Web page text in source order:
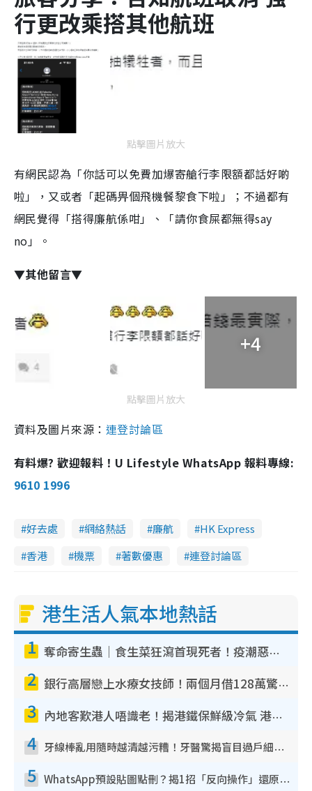
行更改乘搭其他航班
點擊圖片放大
有網民認為「你話可以免費加爆寄艙行李限額都話好啲
啦」，又或者「起碼畀個飛機餐黎食下啦」；不過都有
網民覺得「搭得廉航係咁」、「請你食屎都無得say
no」。
▼其他留言▼
+4
點擊圖片放大
資料及圖片來源： 連登討論區
有料爆? 歡迎報料！U Lifestyle WhatsApp 報料專線:
9610 1996
好去處 網絡熱話 廉航
HK Express
香港
機票 著數優惠 連登討論區
港生活人氣本地熱話
1 奪命寄生蟲｜食生菜狂瀉首現死者！疫潮惡化錄1.8萬宗病例 揭洗菜3大謬誤
2 銀行高層戀上水療女技師！兩個月借128萬驚覺「沉船」沉落火海 揭背後疑似邪教操控賣淫
3 內地客歎港人唔識老！揭港鐵保鮮級冷氣 港人求放過：咪投訴
4 牙線棒亂用隨時越清越污糟！牙醫驚揭盲目過戶細菌恐致蛀牙：呢種先係日常真保養
5 WhatsApp預設貼圖點刪？揭1招「反向操作」還原簡潔介面 附3步實測教學